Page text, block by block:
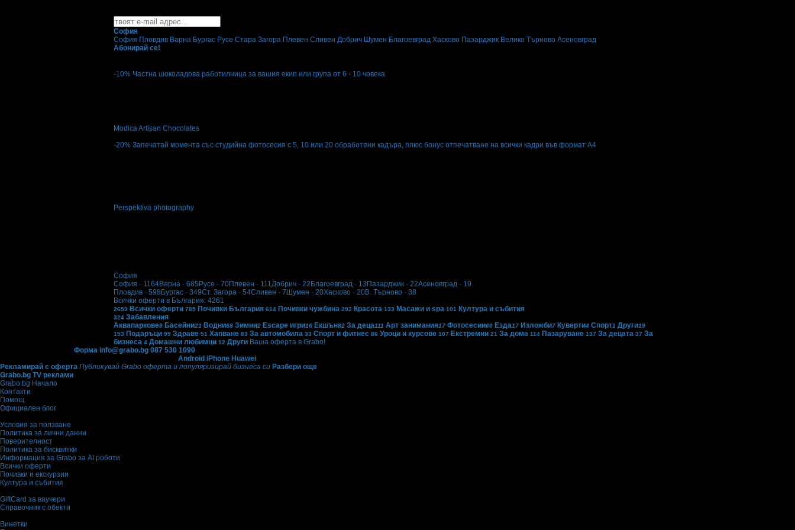
София
София Пловдив Варна Бургас Русе Стара Загора Плевен Сливен Добрич Шумен Благоевград Хасково Пазарджик Велико Търново Асеновград
Абонирай се!
-10% Частна шоколадова работилница за вашия екип или група от 6 - 10 човека
Modica Artisan Chocolates
-20% Запечатай момента със студийна фотосесия с 5, 10 или 20 обработени кадъра, плюс бонус отпечатване на всички кадри във формат А4
Perspektiva photography
София
София · 1164Варна · 685 Русе · 70Плевен · 111Добрич · 22 Благоевград · 13 Пазарджик · 22Асеновград · 19
Пловдив · 598 Бургас · 349Ст. Загора · 54Сливен · 7 Шумен · 20Хасково · 20В. Търново · 38
Всички оферти в България: 4261
2659 Всички оферти 785 Почивки България 614 Почивки чужбина 292 Красота 133 Масажи и spa 101 Култура и събития
324 Забавления
Аквапаркове8 Басейни21 Водни68 Зимни2 Escape игри16 Екшън82 За деца111 Арт занимания17 Фотосесии60 Езда17 Изложби7 Куверти4 Спорт1 Други19
153 Подаръци 99 Здраве 51 Хапване 83 За автомобила 33 Спорт и фитнес 86 Уроци и курсове 107 Екстремни 21 За дома 114 Пазаруване 137 За децата 37 За
бизнеса 4 Домашни любимци 12 Други Ваша оферта в Grabo!
Форма info@grabo.bg 087 530 1090
Android iPhone Huawei
Рекламирай с оферта Публикувай Grabo оферта и популяризирай бизнеса си Разбери още
Grabo.bg TV реклами
Grabo.bg Начало
Контакти
Помощ
Официален блог
Условия за ползване
Политика за лични данни
Поверителност
Политика за бисквитки
Информация за Grabo за AI роботи
Всички оферти
Почивки и екскурзии
Култура и събития
GiftCard за ваучери
Справочник с обекти
Винетки